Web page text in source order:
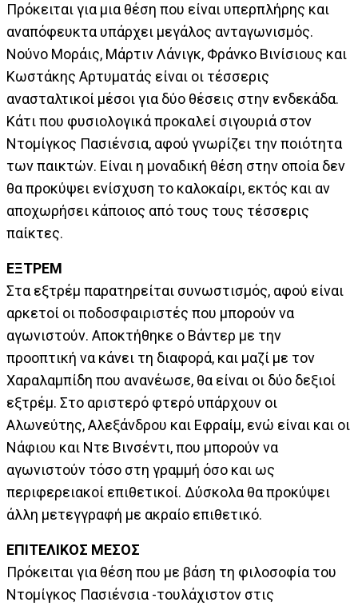
Πρόκειται για μια θέση που είναι υπερπλήρης και
αναπόφευκτα υπάρχει μεγάλος ανταγωνισμός.
Νούνο Μοράις, Μάρτιν Λάνιγκ, Φράνκο Βινίσιους και
Κωστάκης Αρτυματάς είναι οι τέσσερις
ανασταλτικοί μέσοι για δύο θέσεις στην ενδεκάδα.
Κάτι που φυσιολογικά προκαλεί σιγουριά στον
Ντομίγκος Πασιένσια, αφού γνωρίζει την ποιότητα
των παικτών. Είναι η μοναδική θέση στην οποία δεν
θα προκύψει ενίσχυση το καλοκαίρι, εκτός και αν
αποχωρήσει κάποιος από τους τους τέσσερις
παίκτες.
ΕΞΤΡΕΜ
Στα εξτρέμ παρατηρείται συνωστισμός, αφού είναι
αρκετοί οι ποδοσφαιριστές που μπορούν να
αγωνιστούν. Αποκτήθηκε ο Βάντερ με την
προοπτική να κάνει τη διαφορά, και μαζί με τον
Χαραλαμπίδη που ανανέωσε, θα είναι οι δύο δεξιοί
εξτρέμ. Στο αριστερό φτερό υπάρχουν οι
Αλωνεύτης, Αλεξάνδρου και Εφραίμ, ενώ είναι και οι
Νάφιου και Ντε Βινσέντι, που μπορούν να
αγωνιστούν τόσο στη γραμμή όσο και ως
περιφερειακοί επιθετικοί. Δύσκολα θα προκύψει
άλλη μετεγγραφή με ακραίο επιθετικό.
ΕΠΙΤΕΛΙΚΟΣ ΜΕΣΟΣ
Πρόκειται για θέση που με βάση τη φιλοσοφία του
Ντομίγκος Πασιένσια -τουλάχιστον στις